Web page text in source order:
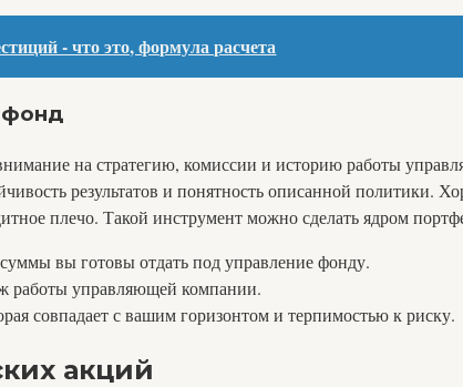
- что это, формула расчета
фонд
на стратегию, комиссии и историю работы
результатов и понятность описанной
плечо. Такой инструмент можно сделать ядром
вы готовы отдать под управление фонду.
работы управляющей компании.
совпадает с вашим горизонтом и терпимостью к риску.
акций